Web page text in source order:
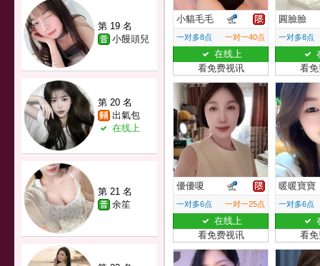
第 19 名
小饅頭兒
第 20 名
出氣包
在线上
第 21 名
余笙
小貓毛毛
一对多8点 一对一40点
在线上
看免费视讯
圓臉臉
一对多8点
看
優優嗄
一对多6点 一对一25点
在线上
看免费视讯
暖暖寶寶
一对多6点
看